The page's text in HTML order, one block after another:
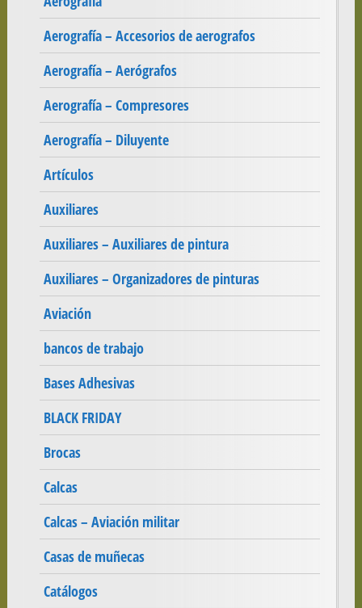
Aerografía – Accesorios de aerografos
Aerografía – Aerógrafos
Aerografía – Compresores
Aerografía – Diluyente
Artículos
Auxiliares
Auxiliares – Auxiliares de pintura
Auxiliares – Organizadores de pinturas
Aviación
bancos de trabajo
Bases Adhesivas
BLACK FRIDAY
Brocas
Calcas
Calcas – Aviación militar
Casas de muñecas
Catálogos